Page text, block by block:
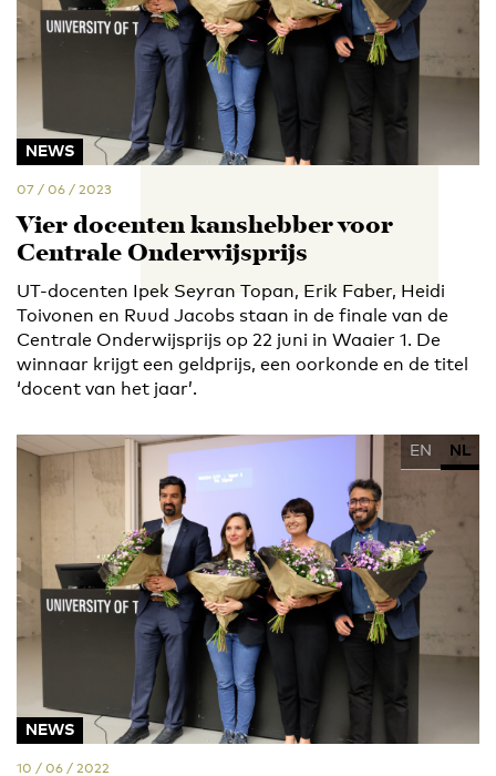
NEWS
07 / 06 / 2023
Vier docenten kanshebber voor
Centrale Onderwijsprijs
UT-docenten Ipek Seyran Topan, Erik Faber, Heidi
Toivonen en Ruud Jacobs staan in de finale van de
Centrale Onderwijsprijs op 22 juni in Waaier 1. De
winnaar krijgt een geldprijs, een oorkonde en de titel
‘docent van het jaar’.
EN NL
NEWS
10 / 06 / 2022